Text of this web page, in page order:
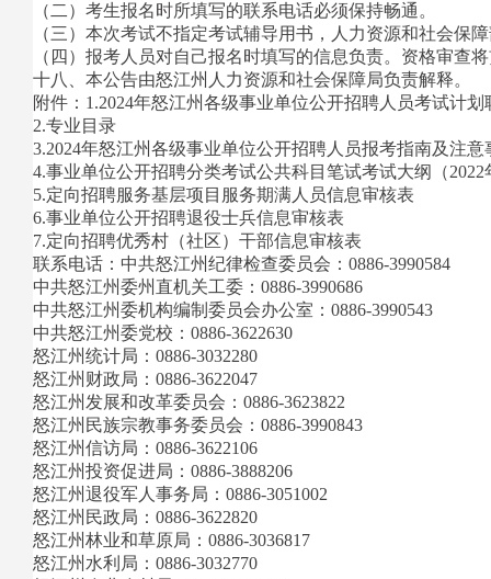
（二）考生报名时所填写的联系电话必须保持畅通。
（三）本次考试不指定考试辅导用书，人力资源和社会保
（四）报考人员对自己报名时填写的信息负责。资格审查
十八、本公告由怒江州人力资源和社会保障局负责解释。
附件：1.2024年怒江州各级事业单位公开招聘人员考试计划
2.专业目录
3.2024年怒江州各级事业单位公开招聘人员报考指南及注意
4.事业单位公开招聘分类考试公共科目笔试考试大纲（2022
5.定向招聘服务基层项目服务期满人员信息审核表
6.事业单位公开招聘退役士兵信息审核表
7.定向招聘优秀村（社区）干部信息审核表
联系电话：中共怒江州纪律检查委员会：0886-3990584
中共怒江州委州直机关工委：0886-3990686
中共怒江州委机构编制委员会办公室：0886-3990543
中共怒江州委党校：0886-3622630
怒江州统计局：0886-3032280
怒江州财政局：0886-3622047
怒江州发展和改革委员会：0886-3623822
怒江州民族宗教事务委员会：0886-3990843
怒江州信访局：0886-3622106
怒江州投资促进局：0886-3888206
怒江州退役军人事务局：0886-3051002
怒江州民政局：0886-3622820
怒江州林业和草原局：0886-3036817
怒江州水利局：0886-3032770